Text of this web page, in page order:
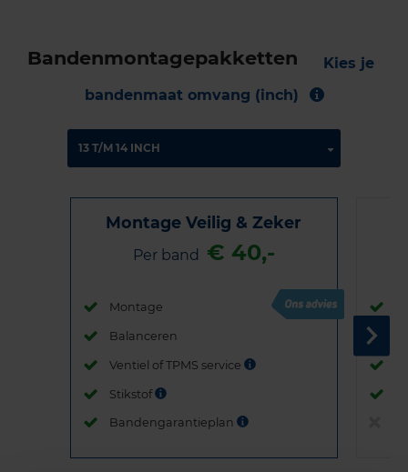
Bandenmontagepakketten
Kies je
bandenmaat omvang (inch)
Montage Veilig & Zeker
Per band € 40,-
Montage
Balanceren
Ventiel of TPMS service
Stikstof
Bandengarantieplan